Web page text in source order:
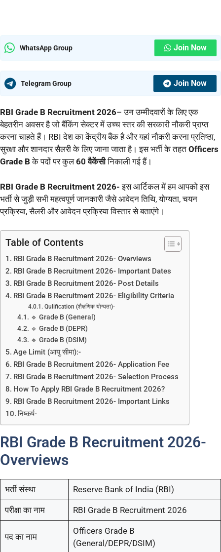
WhatsApp Group Join Now
Telegram Group Join Now
RBI Grade B Recruitment 2026– उन उम्मीदवारों के लिए एक
बेहतरीन अवसर है जो बैंकिंग सेक्टर में उच्च स्तर की सरकारी नौकरी प्राप्त
करना चाहते हैं। RBI देश का केंद्रीय बैंक है और यहां नौकरी करना प्रतिष्ठा,
सुरक्षा और शानदार सैलरी के लिए जाना जाता है। इस भर्ती के तहत Officers
Grade B के पदों पर कुल60 वैकेंसीनिकाली गई हैं।
RBI Grade B Recruitment 2026-इस आर्टिकल में हम आपको इस
भर्ती से जुड़ी सभी महत्वपूर्ण जानकारी जैसे आवेदन तिथि, योग्यता, चयन
प्रक्रिया, सैलरी और आवेदन प्रक्रिया विस्तार से बताएंगे।
Table of Contents
RBI Grade B Recruitment 2026- Overviews
RBI Grade B Recruitment 2026- Important Dates
RBI Grade B Recruitment 2026- Post Details
RBI Grade B Recruitment 2026- Eligibility Criteria
Qulification (शैक्षणिक योग्यता)-
🔹 Grade B (General)
🔹 Grade B (DEPR)
🔹 Grade B (DSIM)
Age Limit (आयु सीमा):-
RBI Grade B Recruitment 2026- Application Fee
RBI Grade B Recruitment 2026- Selection Process
How To Apply RBI Grade B Recruitment 2026?
RBI Grade B Recruitment 2026- Important Links
निष्कर्ष-
RBI Grade B Recruitment 2026-
Overviews
भर्ती संस्था Reserve Bank of India (RBI)
परीक्षा का नाम RBI Grade B Recruitment 2026
पद का नाम
Officers Grade B
(General/DEPR/DSIM)